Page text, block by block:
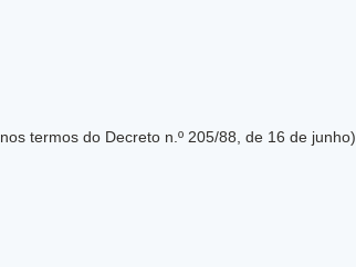
Termo de responsabilidade técnica do autor do projeto (os projetos devem ser realizados por arquiteto nos termos do Decreto n.º 205/88, de 16 de junho).